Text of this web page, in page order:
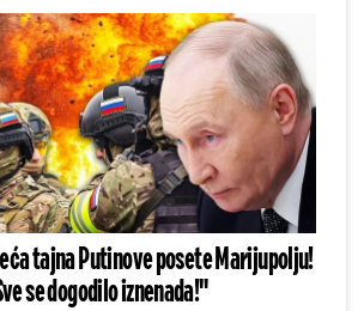
tajna Putinove posete Marijupolju!
se dogodilo iznenada!"